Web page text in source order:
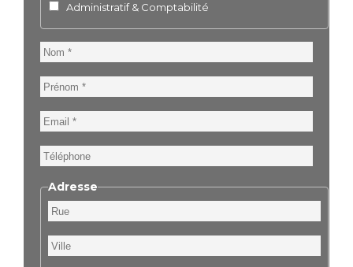
Administratif & Comptabilité
Nom
Prénom
Email
Téléphone
Adresse
Rue
Ville